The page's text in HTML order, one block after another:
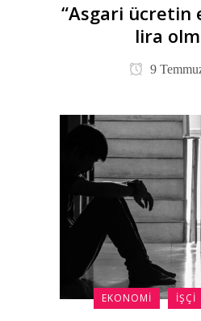
“Asgari ücretin
lira
9
EKONOMI İŞÇI